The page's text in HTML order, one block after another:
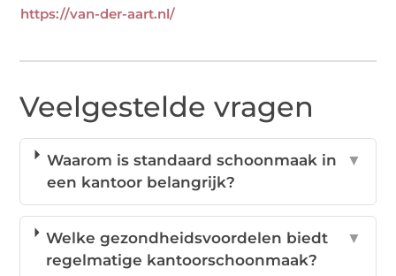
https://van-der-aart.nl/
Veelgestelde vragen
Waarom is standaard schoonmaak in
een kantoor belangrijk?
▼
Welke gezondheidsvoordelen biedt
regelmatige kantoorschoonmaak?
▼